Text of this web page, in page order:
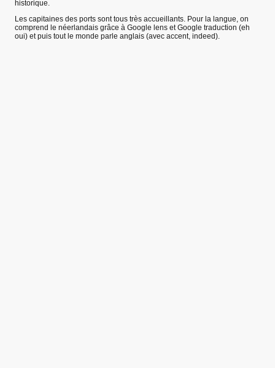
historique.
Les capitaines des ports sont tous très accueillants. Pour la langue, on
comprend le néerlandais grâce à Google lens et Google traduction (eh
oui) et puis tout le monde parle anglais (avec accent, indeed).